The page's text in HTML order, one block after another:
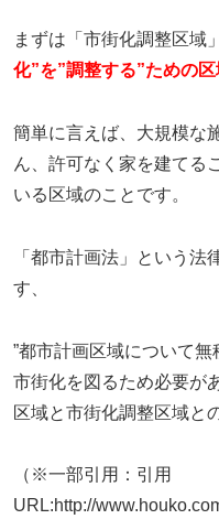
まずは「市街化調整区域
化”を”調整する”ための
簡単に言えば、大規模な
ん、許可なく家を建てる
いる区域のことです。
「都市計画法」という法
す、
”都市計画区域について
市街化を図るため必要が
区域と市街化調整区域と
（※一部引用：引用
URL:http://